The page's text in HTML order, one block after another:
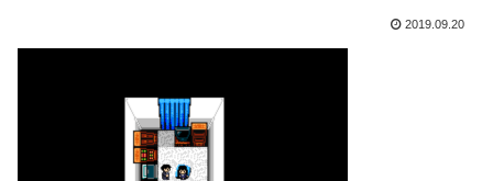
2019.09.20